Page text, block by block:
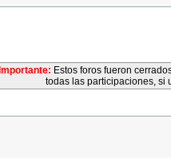
Importante: Estos foros fueron
todas las participaciones, si